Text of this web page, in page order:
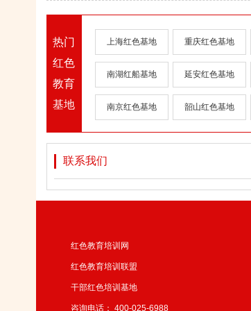
热门
红色
教育
基地
上海红色基地 重庆红色基地
南湖红船基地 延安红色基地
南京红色基地 韶山红色基地
联系我们
红色教育培训网
红色教育培训联盟
干部红色培训基地
咨询电话： 400-025-6988